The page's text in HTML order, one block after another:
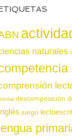
naturales
descomposición
juego